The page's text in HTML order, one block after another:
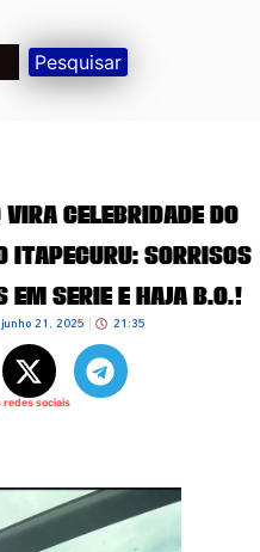
Pesquisar
celebridade do
Itapecuru: Sorrisos
série e haja B.O.!
junho 21, 2025 21:35
redes sociais